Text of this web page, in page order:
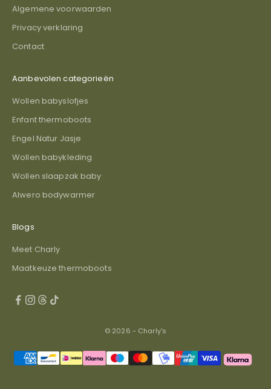
Algemene voorwaarden
Privacy verklaring
Contact
Aanbevolen categorieën
Wollen babyslofjes
Enfant thermoboots
Engel Natur Jasje
Wollen babykleding
Wollen slaapzak baby
Alwero bodywarmer
Blogs
Meet Charly
Maatkeuze thermoboots
© 2026 - Charly's